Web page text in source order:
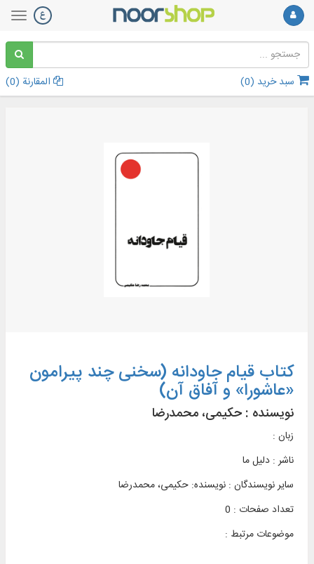
سبد خرید (0
) المقارنة (0
)
کتاب قیام جاودانه (سخنی چند پیرامون
«عاشورا» و آفاق آن)
نویسنده : حکیمی، محمدرضا
زبان :
ناشر : دليل ما
سایر نویسندگان : نویسنده: حکیمی، محمدرضا
تعداد صفحات : 0
موضوعات مرتبط :